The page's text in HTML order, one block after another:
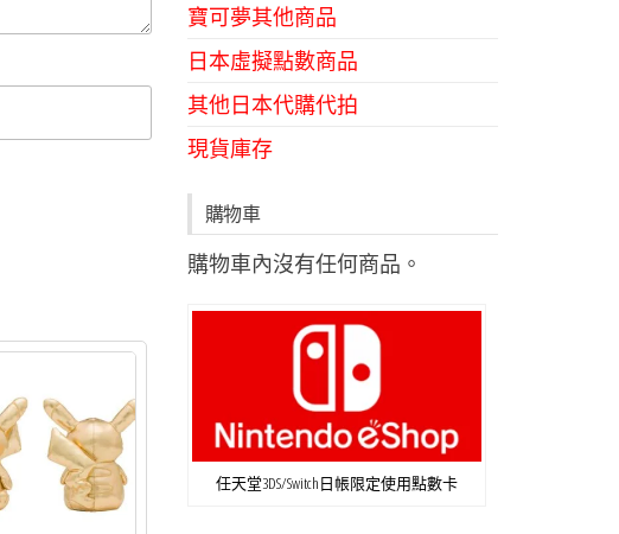
寶可夢其他商品
日本虛擬點數商品
其他日本代購代拍
現貨庫存
購物車
購物車內沒有任何商品。
任天堂3DS/Switch日帳限定使用點數卡